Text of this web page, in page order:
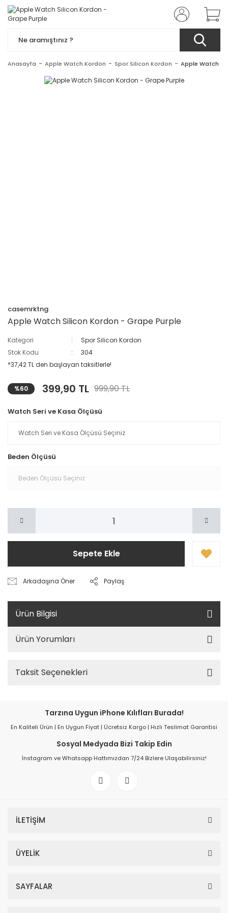
Anasayfa Apple Watch Kordon Spor Silicon Kordon Apple Watch
casemrktng
Apple Watch Silicon Kordon - Grape Purple
Kategori
Spor Silicon Kordon
Stok Kodu
304
*37,42 TL den başlayan taksitlerle!
%60 399,90 TL 999,90 TL
Watch Seri ve Kasa Ölçüsü
Beden Ölçüsü
Sepete Ekle
Arkadaşına Öner Paylaş
Ürün Bilgisi
Ürün Yorumları
Taksit Seçenekleri
Tarzına Uygun iPhone Kılıfları Burada!
En Kaliteli Ürün | En Uygun Fiyat | Ücretsiz Kargo | Hızlı Teslimat Garantisi
Sosyal Medyada Bizi Takip Edin
İnstagram ve Whatsapp Hattımızdan 7/24 Bizlere Ulaşabilirsiniz!
İLETİŞİM
ÜYELİK
SAYFALAR